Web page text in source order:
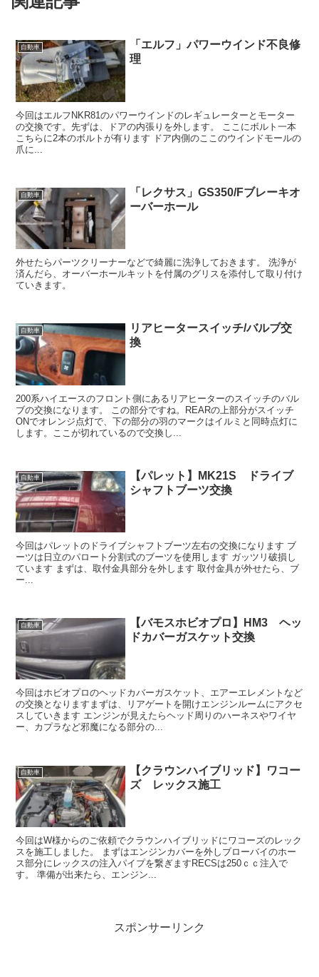
自動車
「エルフ」パワーウインド不良修
理
今回はエルフNKR81のパワーウインドのレギュレーターとモーター
の交換です。先ずは、ドアの内張りを外します。 ここにボルト一本
こちらに2本のボルトが有ります ドア内側のここのウインドモールの
爪に...
自動車
「レクサス」GS350/Fブレーキオ
ーバーホール
外せたらパーツクリーナーなどで綺麗に洗浄しておきます。 洗浄が
済んだら、オーバーホールキットを付属のグリスを添付して取り付け
ていきます。
自動車
リアヒータースイッチ/バルブ交
換
200系ハイエースのフロント側にあるリアヒーターのスイッチのバル
ブの交換になります。 この部分ですね。REARの上部分がスイッチ
ONでオレンジ点灯で、下の部分の羽のマークはイルミと同時点灯に
します。ここが切れているので交換し...
自動車
【パレット】MK21S ドライブ
シャフトブーツ交換
今回はパレットのドライブシャフトブーツ左右の交換になります ブ
ーツは日立のパロート分割式のブーツを使用します ガッツリ破損し
ています まずは、取付金具部分を外します 取付金具が外せたら、ブ
ー...
自動車
【バモスホビオプロ】HM3 ヘッ
ドカバーガスケット交換
今回はホビオプロのヘッドカバーガスケット、エアーエレメントなど
の交換となりますまずは、リアゲートを開けエンジンルームにアクセ
スしていきます エンジンが見えたらヘッド周りのハーネスやワイヤ
ー、カプラなど邪魔になる部分の...
自動車
【クラウンハイブリッド】ワコー
ズ レックス施工
今回はW様からのご依頼でクラウンハイブリッドにワコーズのレック
スを施工しました。 まずはエンジンカバーを外しブローバイのホー
ス部分にレックスの注入パイプを繋ぎますRECSは250ｃｃ注入で
す。 準備が出来たら、エンジン...
スポンサーリンク